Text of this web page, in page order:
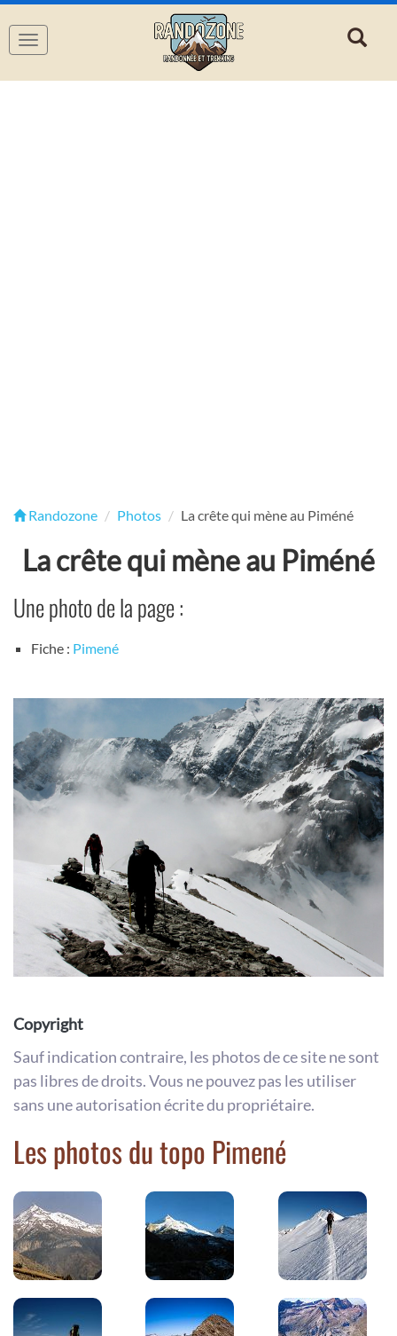
Navigation
Randozone Photos La crête qui mène au Piméné
La crête qui mène au Piméné
Une photo de la page :
Fiche : Pimené
Copyright
Sauf indication contraire, les photos de ce site ne sont
pas libres de droits. Vous ne pouvez pas les utiliser
sans une autorisation écrite du propriétaire.
Les photos du topo Pimené